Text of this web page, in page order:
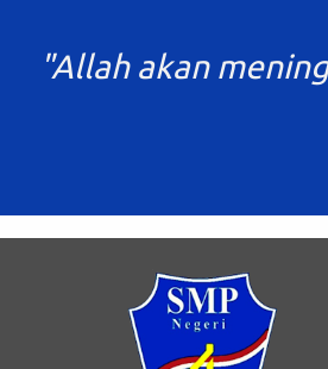
"Allah akan